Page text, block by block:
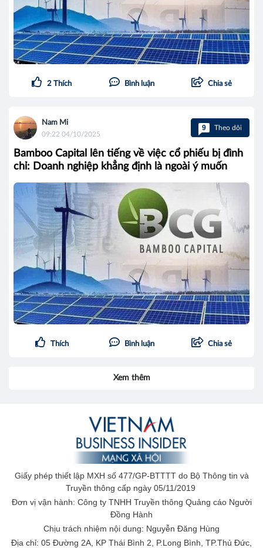
2 Thích Bình luận Chia sẻ
Nam Mi
09:22 04/10/2025
9 Theo dõi
Bamboo Capital lên tiếng về việc cổ phiếu bị đình
chỉ: Doanh nghiệp khẳng định là ngoài ý muốn
Thích Bình luận Chia sẻ
Xem thêm
Giấy phép thiết lập MXH số 477/GP-BTTTT do Bộ Thông tin và
Truyền thông cấp ngày 05/11/2019
Đơn vị vận hành: Công ty TNHH Truyền thông Quảng cáo Người
Đồng Hành
Chịu trách nhiệm nội dung: Nguyễn Đăng Hùng
Địa chỉ: 05 Đường 2A, KP Thái Bình 2, P.Long Bình, TP.Thủ Đức,